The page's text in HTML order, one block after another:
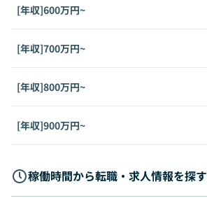
[年収]600万円~
[年収]700万円~
[年収]800万円~
[年収]900万円~
稼働時間から転職・求人情報を探す